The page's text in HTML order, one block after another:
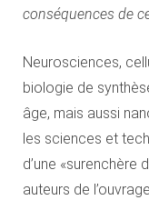
conséquences de
Neurosciences,
biologie de
âge, mais aussi
les sciences et
d’une «surenchère
auteurs de